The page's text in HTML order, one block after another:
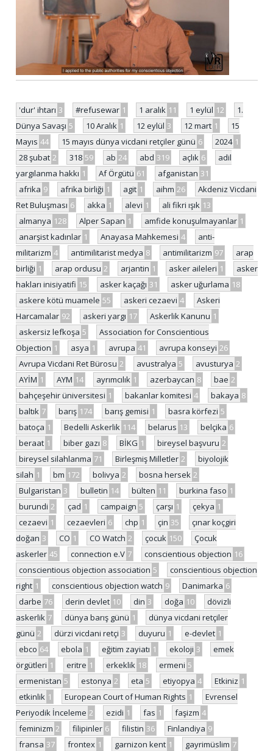
'dur' ihtarı 3 #refusewar 1 1 aralık 11 1 eylül 12
1.
Dünya Savaşı 5 10 Aralık 1 12 eylül 3 12 mart 1
15
Mayıs 44 15 mayıs dünya vicdani retçiler günü 6 2024 1
28 şubat 2 318 59 ab 24 abd 319 açlık 6
adil
yargılanma hakkı 1 Af Örgütü 61 afganistan 31
afrika 9 afrika birliği 1 agit 1 aihm 26
Akdeniz Vicdani
Ret Buluşması 6 akka 1 alevi 1 ali fikri ışık 13
almanya 128 Alper Sapan 1 amfide konuşulmayanlar 1
anarşist kadınlar 1 Anayasa Mahkemesi 4
anti-
militarizm 4 antimilitarist medya 8 antimilitarizm 97
arap
birliği 1 arap ordusu 2 arjantin 1 asker aileleri 1
asker
hakları inisiyatifi 15 asker kaçağı 31 asker uğurlama 18
askere kötü muamele 55 askeri cezaevi 4
Askeri
Harcamalar 92 askeri yargı 17 Askerlik Kanunu 1
askersiz lefkoşa 5
Association for Conscientious
Objection 1 asya 1 avrupa 41 avrupa konseyi 26
Avrupa Vicdani Ret Bürosu 2 avustralya 5 avusturya 2
AYİM 1 AYM 14 ayrımcılık 1 azerbaycan 8 bae 2
bahçeşehir üniversitesi 1 bakanlar komitesi 4 bakaya 8
baltık 7 barış 174 barış gemisi 1 basra körfezi 5
batoça 1 Bedelli Askerlik 114 belarus 13 belçika 6
beraat 1 biber gazı 8 BİKG 1 bireysel başvuru 2
bireysel silahlanma 71 Birleşmiş Milletler 2
biyolojik
silah 1 bm 172 bolivya 2 bosna hersek 2
Bulgaristan 3 bulletin 14 bülten 11 burkina faso 1
burundi 2 çad 1 campaign 5 çarşı 1 çekya 1
cezaevi 1 cezaevleri 6 chp 1 çin 35
çınar koçgiri
doğan 3 CO 1 CO Watch 2 çocuk 150
Çocuk
askerler 45 connection e.V 7 conscientious objection 16
conscientious objection association 5
conscientious objection
right 1 conscientious objection watch 9 Danimarka 6
darbe 76 derin devlet 10 din 3 doğa 10
dövizli
askerlik 7 dünya barış günü 1
dünya vicdani retçiler
günü 2 dürzi vicdani retçi 3 duyuru 1 e-devlet 1
ebco 64 ebola 1 eğitim zayiatı 1 ekoloji 3
emek
örgütleri 1 eritre 1 erkeklik 18 ermeni 5
ermenistan 5 estonya 2 eta 5 etiyopya 4 Etkiniz 1
etkinlik 1 European Court of Human Rights 1
Evrensel
Periyodik İnceleme 2 ezidi 1 fas 1 faşizm 4
feminizm 2 filipinler 6 filistin 36 Finlandiya 9
fransa 37 frontex 1 garnizon kent 1 gayrimüslim 7